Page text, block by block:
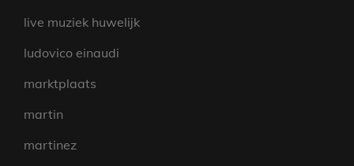
live muziek huwelijk
ludovico einaudi
marktplaats
martin
martinez